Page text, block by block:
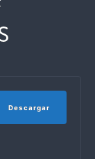
Descargar